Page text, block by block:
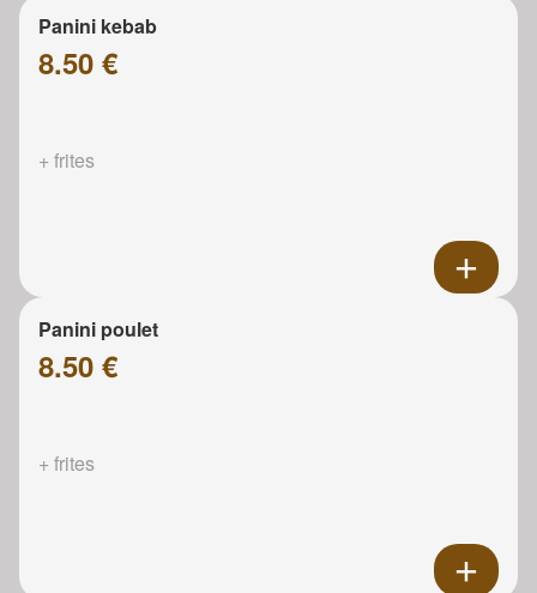
Panini kebab
8.50 €
+ frites
Panini poulet
8.50 €
+ frites